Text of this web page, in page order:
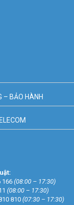
– BẢO HÀNH
166(08:00 – 17:30)
(08:00 – 17:30)
810(07:30 – 17:30)